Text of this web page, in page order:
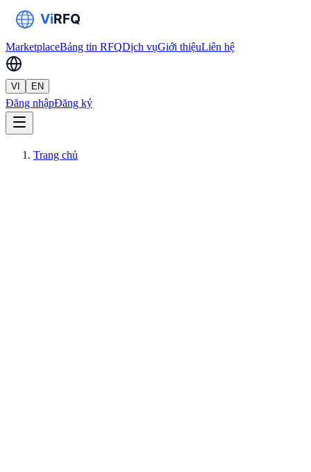
MarketplaceBảng tin RFQDịch vụGiới thiệuLiên hệ
VI EN
Đăng nhậpĐăng ký
Trang chủ